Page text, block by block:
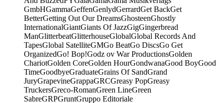
GmbHGammaGeffenGenlydGerrardGet BackGet
BetterGetting Out Our DreamsGhosteenGhostly
InternationalGiantGiants Of JazzGigGingerbread
ManGlitterbeatGlitterhouseGlobalGlobal Records And
TapesGlobal SatelliteGMGo BeatGo DiscsGo Get
OrganizedGo! Bop!Godz ov War ProductionsGolden
ChariotGolden CoreGolden HourGondwanaGood BoyGood
TimeGoodbyeGraduateGrains Of SandGrand
JuryGrapevineGrappaGRCGreasy PopGreasy
TruckersGreco-RomanGreen LineGreen
SabreGRPGruntGruppo Editoriale